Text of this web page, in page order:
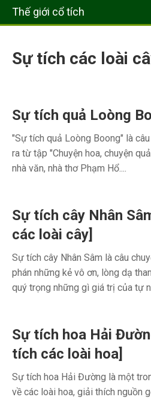
Thế giới cổ tích
Sự tích các loài
Sự tích quả Loòng
"Sự tích quả Loòng Boong" là
ra từ tập "Chuyện hoa, chuyện
nhà văn, nhà thơ Phạm Hổ....
Sự tích cây Nhân
các loài cây]
Sự tích cây Nhân Sâm là câu
phán những kẻ vô ơn, lòng dạ
quý trọng những gì giá trị của tự
Sự tích hoa Hải
tích các loài hoa]
Sự tích hoa Hải Đường là một
về các loài hoa, giải thích nguồn